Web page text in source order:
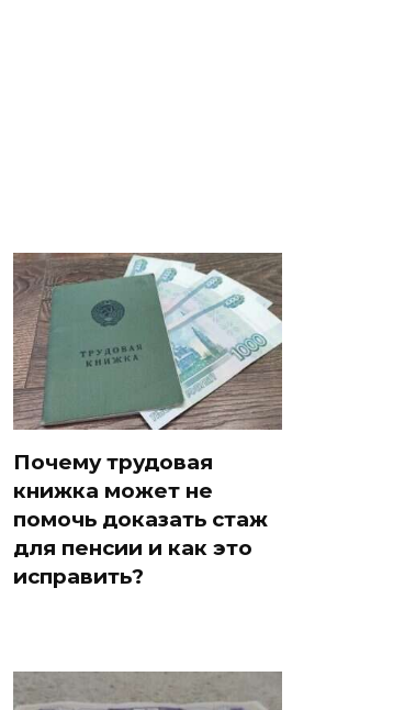
Почему трудовая
книжка может не
помочь доказать стаж
для пенсии и как это
исправить?